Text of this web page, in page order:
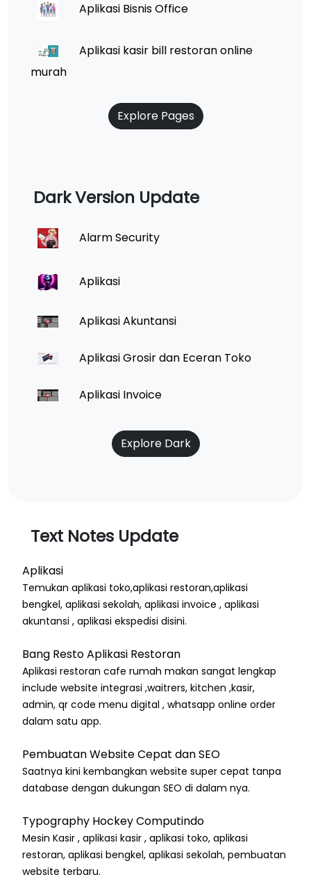
Aplikasi Bisnis Office
Aplikasi kasir bill restoran online
murah
Explore Pages
Dark Version Update
Alarm Security
Aplikasi
Aplikasi Akuntansi
Aplikasi Grosir dan Eceran Toko
Aplikasi Invoice
Explore Dark
Text Notes Update
Aplikasi
Temukan aplikasi toko,aplikasi restoran,aplikasi
bengkel, aplikasi sekolah, aplikasi invoice , aplikasi
akuntansi , aplikasi ekspedisi disini.
Bang Resto Aplikasi Restoran
Aplikasi restoran cafe rumah makan sangat lengkap
include website integrasi ,waitrers, kitchen ,kasir,
admin, qr code menu digital , whatsapp online order
dalam satu app.
Pembuatan Website Cepat dan SEO
Saatnya kini kembangkan website super cepat tanpa
database dengan dukungan SEO di dalam nya.
Typography Hockey Computindo
Mesin Kasir , aplikasi kasir , aplikasi toko, aplikasi
restoran, aplikasi bengkel, aplikasi sekolah, pembuatan
website terbaru.